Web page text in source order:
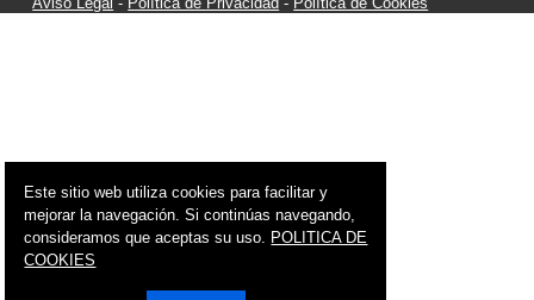
Este sitio web utiliza cookies para facilitar y
mejorar la navegación. Si continúas navegando,
consideramos que aceptas su uso. POLITICA DE
COOKIES